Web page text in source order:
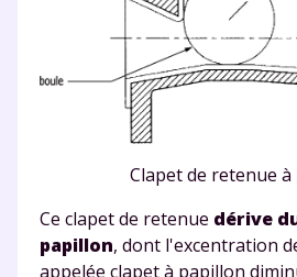
Clapet de retenue
Ce clapet de retenue dérive
papillon, dont l'excentration
appelée clapet à papillon